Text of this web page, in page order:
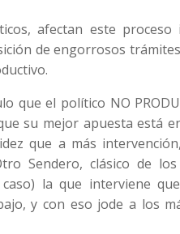
afectan este
de engorrosos
que el político NO
su mejor apuesta está
que a más
Sendero, clásico de
la que interviene
y con eso jode a los